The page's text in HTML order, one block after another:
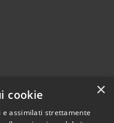
Copyright © 2026 • Comune di
×
cookie
e assimilati strettamente